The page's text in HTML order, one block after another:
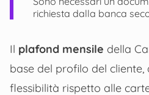
richiesta dalla banca
Il plafond mensile della
base del profilo del
flessibilità rispetto alle